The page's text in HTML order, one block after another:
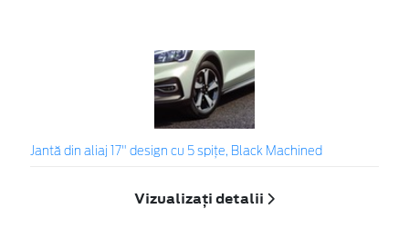
Jantă din aliaj 17" design cu 5 spiţe, Black Machined
Vizualizați detalii